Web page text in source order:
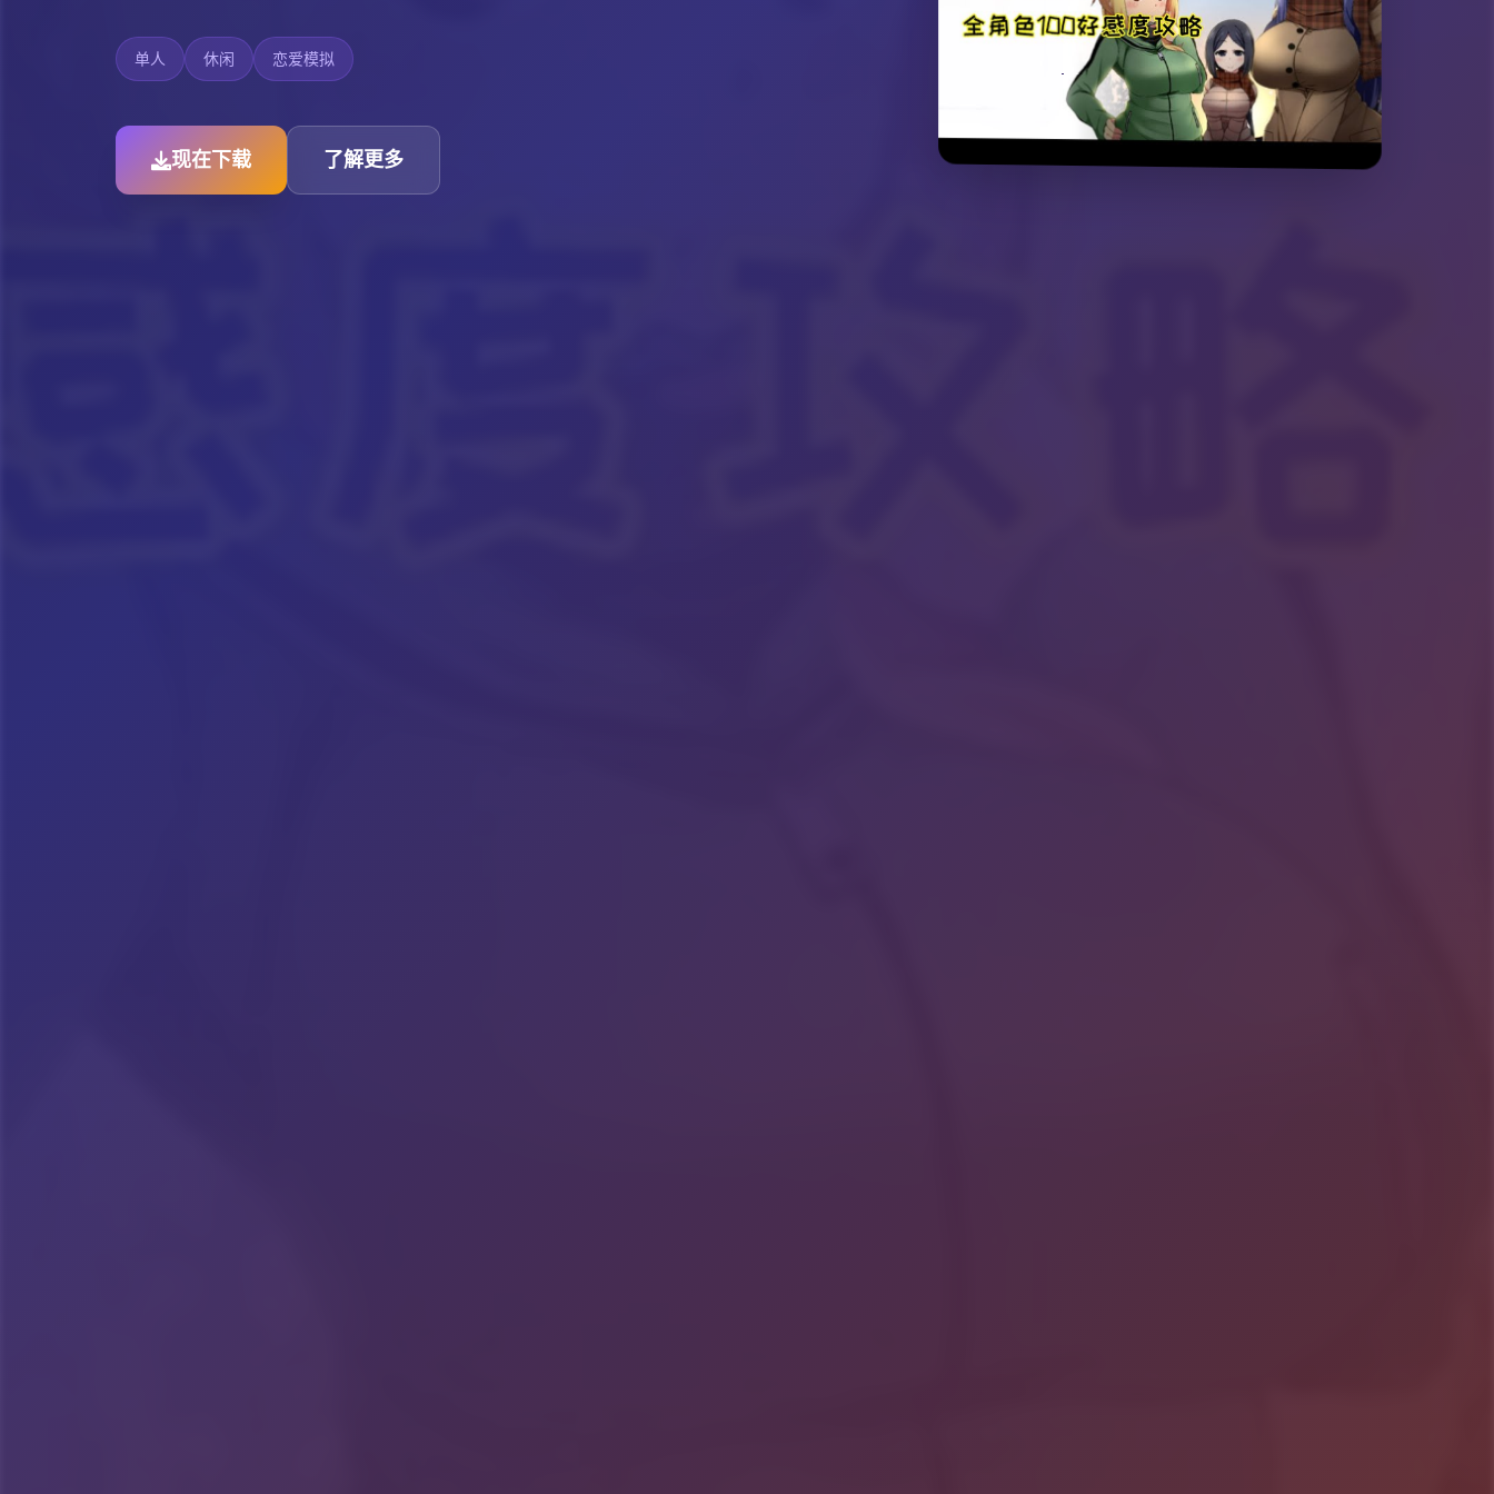
单人 休闲 恋爱模拟
现在下载 了解更多